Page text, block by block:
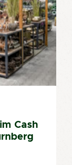
Cash